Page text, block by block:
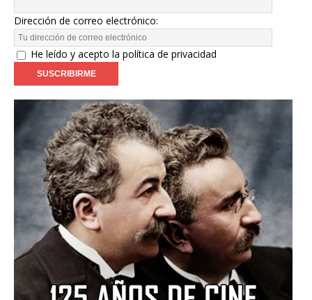
Dirección de correo electrónico:
He leído y acepto la política de privacidad